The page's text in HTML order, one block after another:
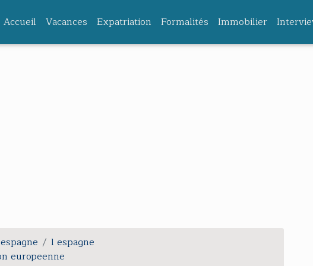
Accueil Vacances Expatriation Formalités Immobilier
l espagne
europeenne